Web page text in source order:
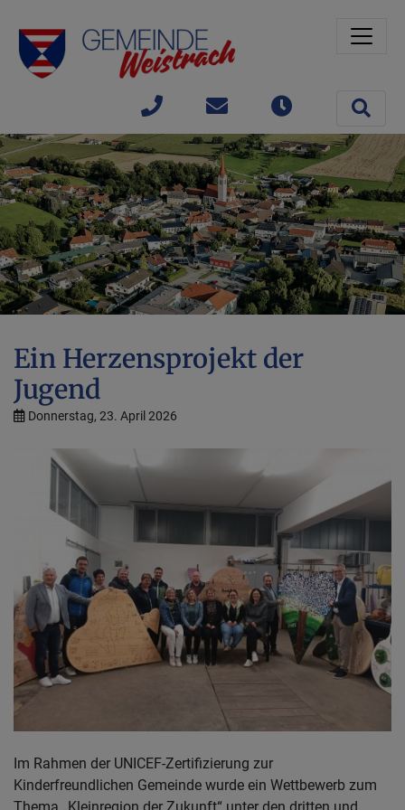
+43(0)
7477 /
42363
Ein Herzensprojekt der
Jugend
Donnerstag, 23. April 2026
Im Rahmen der UNICEF-Zertifizierung zur
Kinderfreundlichen Gemeinde wurde ein Wettbewerb zum